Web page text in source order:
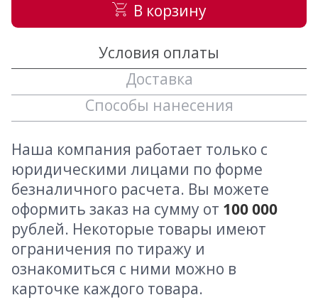
В корзину
Условия оплаты
Доставка
Способы нанесения
Наша компания работает только с
юридическими лицами по форме
безналичного расчета. Вы можете
оформить заказ на сумму от 100 000
рублей. Некоторые товары имеют
ограничения по тиражу и
ознакомиться с ними можно в
карточке каждого товара.